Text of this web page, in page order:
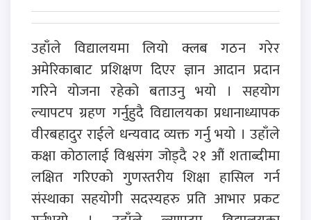
उहाँले विद्यालयमा लियो क्लब गठन गरेर
अमेरिकाबाट प्रशिक्षण दिएर ज्ञान आदान प्रदान
गरिने योजना रहेको बताउनु भयो । सहयोग
ल्यापटप ग्रहण गर्नुहुदै विद्यालयका प्रधानाध्यापक
वीरबहादुर राईले धन्यवाद व्यक्त गर्नु भयो । उहाँले
कक्षा कोठालाई विश्वसंग जोड्दै २१ औं शताब्दीमा
लक्षित गरिएको गुणस्तरीय शिक्षा हासिल गर्न
संस्थाका सहयोगी सदस्यहरु प्रति आभार प्रकट